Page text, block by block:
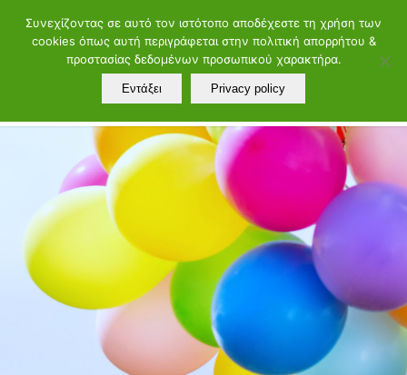
Τηλ.: 21072902 60 - 88 | Μαιάνδρου 19, 11528 Αθήνα
Συνεχίζοντας σε αυτό τον ιστότοπο αποδέχεστε τη χρήση των
cookies όπως αυτή περιγράφεται στην πολιτική απορρήτου &
προστασίας δεδομένων προσωπικού χαρακτήρα.
Εντάξει Privacy policy